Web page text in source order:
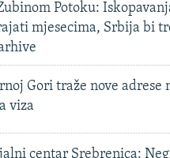
Potoku:
mjesecima, Srbija bi
Gori traže nove adrese
viza
centar Srebrenica: